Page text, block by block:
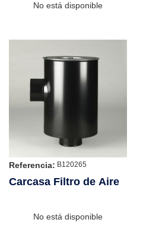
No está disponible
Referencia: B120265
Carcasa Filtro de Aire
No está disponible